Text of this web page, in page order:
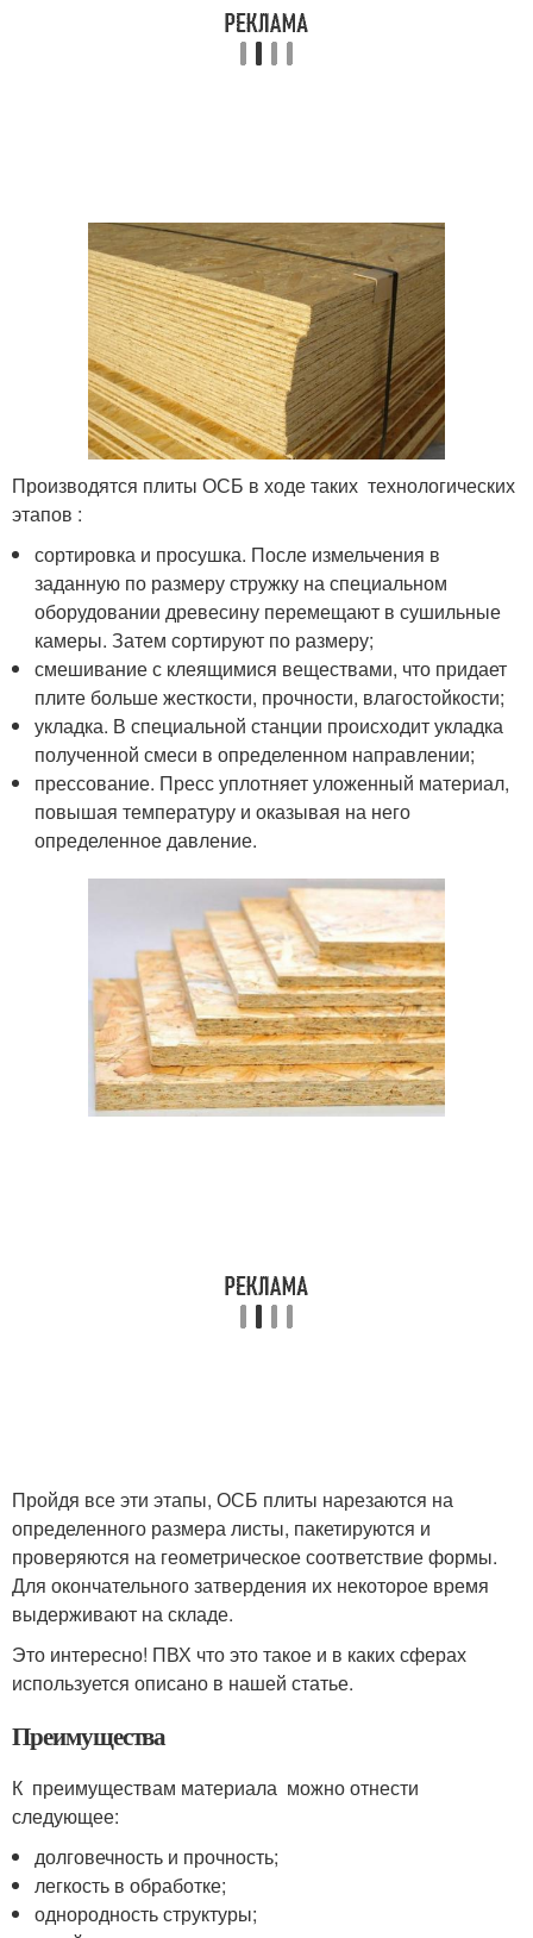
Производятся плиты ОСБ в ходе таких технологических
этапов :
сортировка и просушка. После измельчения в
заданную по размеру стружку на специальном
оборудовании древесину перемещают в сушильные
камеры. Затем сортируют по размеру;
смешивание с клеящимися веществами, что придает
плите больше жесткости, прочности, влагостойкости;
укладка. В специальной станции происходит укладка
полученной смеси в определенном направлении;
прессование. Пресс уплотняет уложенный материал,
повышая температуру и оказывая на него
определенное давление.
Пройдя все эти этапы, ОСБ плиты нарезаются на
определенного размера листы, пакетируются и
проверяются на геометрическое соответствие формы.
Для окончательного затвердения их некоторое время
выдерживают на складе.
Это интересно! ПВХ что это такое и в каких сферах
используется описано в нашей статье.
Преимущества
К преимуществам материала можно отнести
следующее:
долговечность и прочность;
легкость в обработке;
однородность структуры;